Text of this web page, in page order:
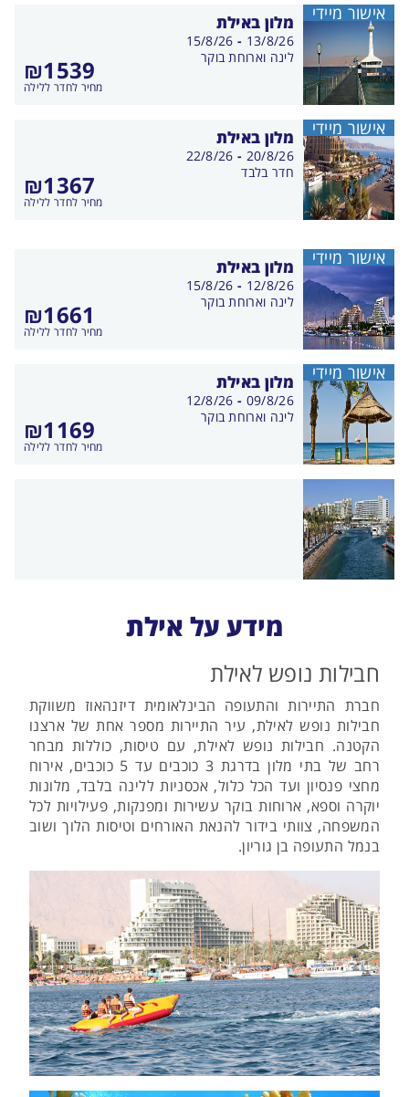
מלון באילת
₪1539
מחיר לחדר ללילה
בין
התאריכים,
13/8/26
-
15/8/26
לינה וארוחת בוקר
אישור מיידי
מלון באילת
₪1367
מחיר לחדר ללילה
בין
התאריכים,
20/8/26
-
22/8/26
חדר בלבד
אישור מיידי
מלון באילת
₪1661
מחיר לחדר ללילה
בין
התאריכים,
12/8/26
-
15/8/26
לינה וארוחת בוקר
אישור מיידי
מלון באילת
₪1169
מחיר לחדר ללילה
בין
התאריכים,
09/8/26
-
12/8/26
לינה וארוחת בוקר
אישור מיידי
מידע על אילת
חבילות נופש לאילת
חברת התיירות והתעופה הבינלאומית דיזנהאוז משווקת
חבילות נופש לאילת, עיר התיירות מספר אחת של ארצנו
הקטנה. חבילות נופש לאילת, עם טיסות, כוללות מבחר
רחב של בתי מלון בדרגת 3 כוכבים עד 5 כוכבים, אירוח
מחצי פנסיון ועד הכל כלול, אכסניות ללינה בלבד, מלונות
יוקרה וספא, ארוחות בוקר עשירות ומפנקות, פעילויות לכל
המשפחה, צוותי בידור להנאת האורחים וטיסות הלוך ושוב
בנמל התעופה בן גוריון.